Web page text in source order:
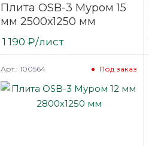
Плита OSB-3 Муром 15
мм 2500х1250 мм
1 190 ₽/лист
Под заказ
Арт.: 100564